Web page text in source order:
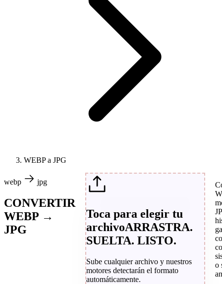
WEBP a JPG
webp jpg
CONVERTIR
WEBP →
JPG
Toca para elegir tu
archivoARRASTRA.
SUELTA. LISTO.
Sube cualquier archivo y nuestros
motores detectarán el formato
automáticamente.
o